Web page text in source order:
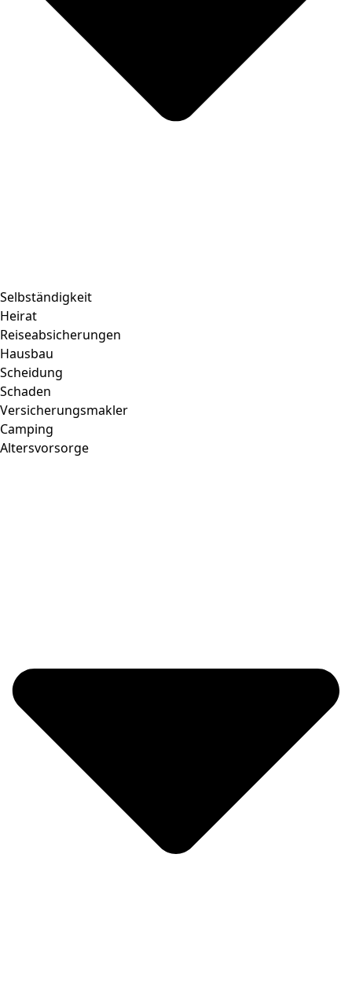
Selbständigkeit
Heirat
Reiseabsicherungen
Hausbau
Scheidung
Schaden
Versicherungsmakler
Camping
Altersvorsorge